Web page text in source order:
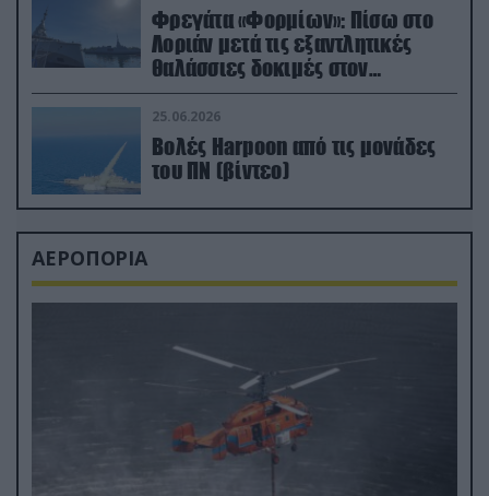
Φρεγάτα «Φορμίων»: Πίσω στο
Λοριάν μετά τις εξαντλητικές
θαλάσσιες δοκιμές στον
απαιτητικό Βισκαϊκό
25.06.2026
Βολές Harpoon από τις μονάδες
του ΠΝ (βίντεο)
ΑΕΡΟΠΟΡΙΑ